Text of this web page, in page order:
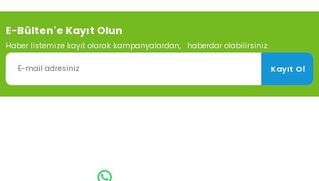
E-Bülten'e Kayıt Olun
Haber listemize kayıt olarak kampanyalardan, haberdar olabilirsiniz.
Kayıt Ol